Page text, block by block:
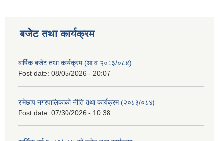
बजेट तथा कार्यक्रम
बार्षिक बजेट तथा कार्यक्रम (आ.व.२०८३/०८४)
Post date: 08/05/2026 - 20:07
रामेछाप नगरपालिकाको नीति तथा कार्यक्रम (२०८३/०८४)
Post date: 07/30/2026 - 10:38